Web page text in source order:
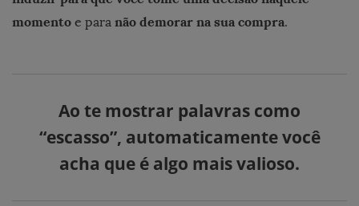
momento e para não demorar na sua compra.
Ao te mostrar palavras como
“escasso”, automaticamente você
acha que é algo mais valioso.